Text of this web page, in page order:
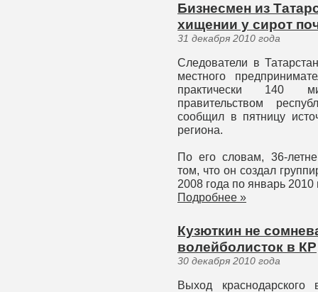
Бизнесмен из
хищении у сирот
31 декабря 2010 года
Следователи в
местного
практически 140
правительством
сообщил в пятницу
региона.
По его словам, 36-
том, что он создал
2008 года по январь
Подробнее »
Кузюткин не
волейболисток в КР
30 декабря 2010 года
Выход